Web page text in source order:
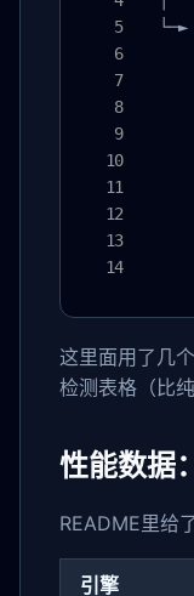
└─►
这里面用了几
检测表格（比
性能数据
README里给
引擎